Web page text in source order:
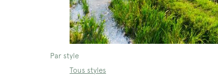
Par style
Tous styles